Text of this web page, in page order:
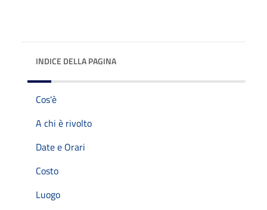
INDICE DELLA PAGINA
Cos'è
A chi è rivolto
Date e Orari
Costo
Luogo